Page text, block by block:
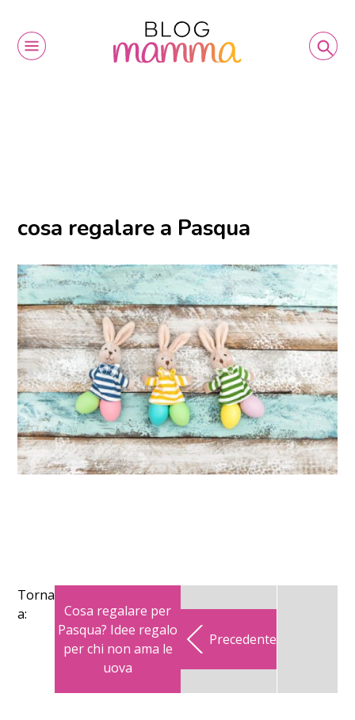
cosa regalare a Pasqua
Torna
a:
Cosa regalare per
Pasqua? Idee regalo
per chi non ama le
uova
Precedente